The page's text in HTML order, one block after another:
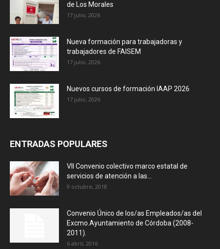
de Los Morales
17 julio, 2026
Nueva formación para trabajadoras y
trabajadores de FAISEM
17 julio, 2026
Nuevos cursos de formación IAAP 2026
17 julio, 2026
ENTRADAS POPULARES
VII Convenio colectivo marco estatal de
servicios de atención a las...
9 octubre, 2018
Convenio Único de los/as Empleados/as del
Excmo.Ayuntamiento de Córdoba (2008-
2011).
6 abril, 2016